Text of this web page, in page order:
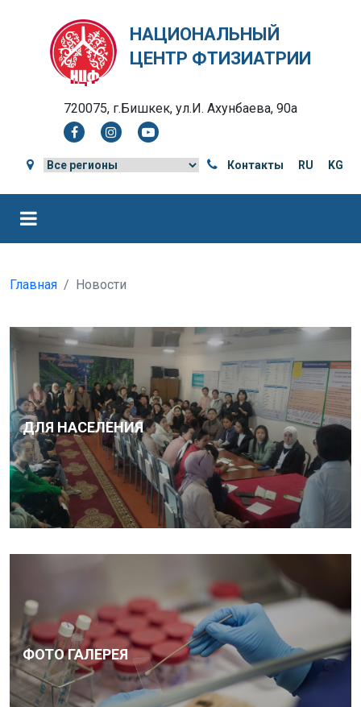
НАЦИОНАЛЬНЫЙ
ЦЕНТР ФТИЗИАТРИИ
720075, г.Бишкек, ул.И. Ахунбаева, 90а
Контакты RU KG
Главная Новости
ДЛЯ НАСЕЛЕНИЯ
ФОТО ГАЛЕРЕЯ